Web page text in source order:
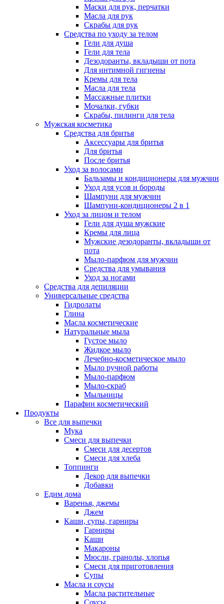
Маски для рук, перчатки
Масла для рук
Скрабы для рук
Средства по уходу за телом
Гели для душа
Гели для тела
Дезодоранты, вкладыши от пота
Для интимной гигиены
Кремы для тела
Масла для тела
Массажные плитки
Мочалки, губки
Скрабы, пилинги для тела
Мужская косметика
Средства для бритья
Аксессуары для бритья
Для бритья
После бритья
Уход за волосами
Бальзамы и кондиционеры для мужчин
Уход для усов и бороды
Шампуни для мужчин
Шампуни-кондиционеры 2 в 1
Уход за лицом и телом
Гели для душа мужские
Кремы для лица
Мужские дезодоранты, вкладыши от
пота
Мыло-парфюм для мужчин
Средства для умывания
Уход за ногами
Средства для депиляции
Универсальные средства
Гидролаты
Глина
Масла косметические
Натуральные мыла
Густое мыло
Жидкое мыло
Лечебно-косметическое мыло
Мыло ручной работы
Мыло-парфюм
Мыло-скраб
Мыльницы
Парафин косметический
Продукты
Все для выпечки
Мука
Смеси для выпечки
Смеси для десертов
Смеси для хлеба
Топпинги
Декор для выпечки
Добавки
Едим дома
Варенья, джемы
Джем
Каши, супы, гарниры
Гарниры
Каши
Макароны
Мюсли, гранолы, хлопья
Смеси для приготовления
Супы
Масла и соусы
Масла растительные
Соусы